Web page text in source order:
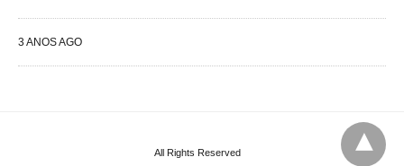
3 ANOS AGO
All Rights Reserved